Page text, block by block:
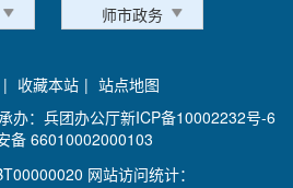
师市政务
| 收藏本站 | 站点地图
办：兵团办公厅新ICP备10002232号-6
备 66010002000103
网站访问统计：